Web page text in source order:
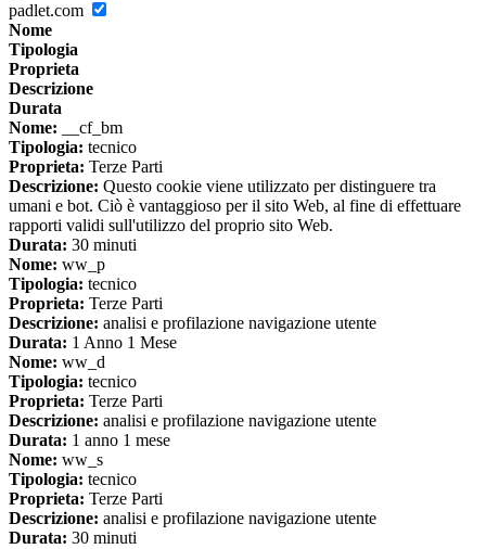
padlet.com
Nome
Tipologia
Proprieta
Descrizione
Durata
Nome: __cf_bm
Tipologia: tecnico
Proprieta: Terze Parti
Descrizione: Questo cookie viene utilizzato per distinguere tra
umani e bot. Ciò è vantaggioso per il sito Web, al fine di effettuare
rapporti validi sull'utilizzo del proprio sito Web.
Durata: 30 minuti
Nome: ww_p
Tipologia: tecnico
Proprieta: Terze Parti
Descrizione: analisi e profilazione navigazione utente
Durata: 1 Anno 1 Mese
Nome: ww_d
Tipologia: tecnico
Proprieta: Terze Parti
Descrizione: analisi e profilazione navigazione utente
Durata: 1 anno 1 mese
Nome: ww_s
Tipologia: tecnico
Proprieta: Terze Parti
Descrizione: analisi e profilazione navigazione utente
Durata: 30 minuti